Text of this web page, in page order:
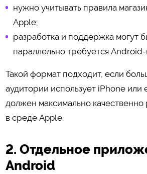
нужно учитывать правила
Apple;
разработка и поддержка могут
параллельно требуется
Такой формат подходит, если
аудитории использует iPhone или
должен максимально качественно
в среде Apple.
2. Отдельное
Android